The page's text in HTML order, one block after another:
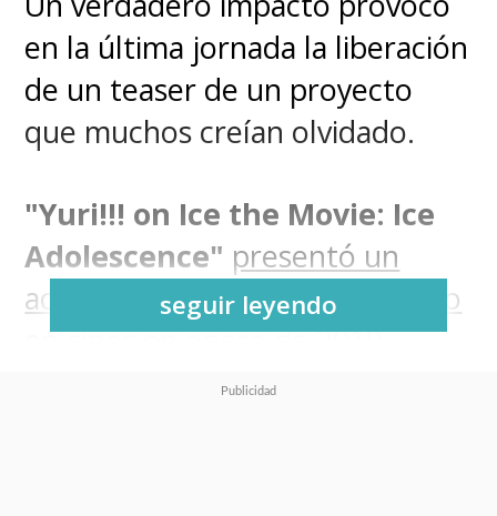
en la última jornada la liberación
de un teaser de un proyecto
que muchos creían olvidado.
"Yuri!!! on Ice the Movie: Ice
Adolescence" presentó un
adelanto que sólo se había visto
en cinesen enero de 2019,
cuando el anime producido por
seguir leyendo